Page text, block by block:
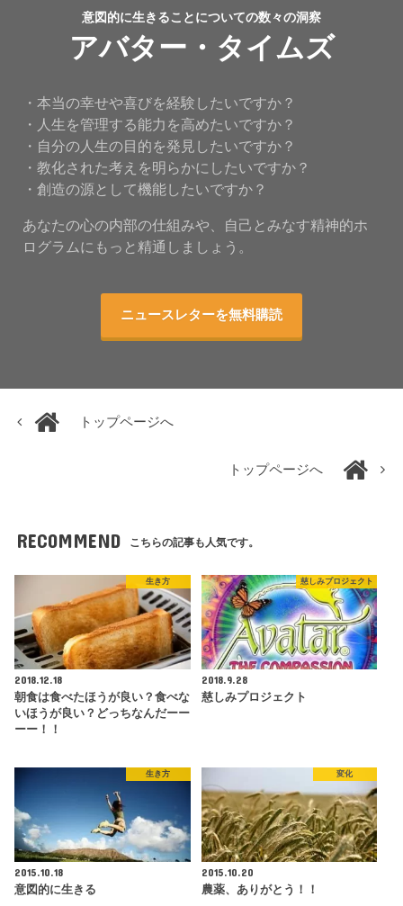
意図的に生きることについての数々の洞察
アバター・タイムズ
・本当の幸せや喜びを経験したいですか？
・人生を管理する能力を高めたいですか？
・自分の人生の目的を発見したいですか？
・教化された考えを明らかにしたいですか？
・創造の源として機能したいですか？
あなたの心の内部の仕組みや、自己とみなす精神的ホ
ログラムにもっと精通しましょう。
ニュースレターを無料購読
トップページへ
トップページへ
RECOMMEND こちらの記事も人気です。
生き方
2018.12.18
朝食は食べたほうが良い？食べな
いほうが良い？どっちなんだーー
ーー！！
慈しみプロジェクト
2018.9.28
慈しみプロジェクト
生き方
2015.10.18
意図的に生きる
変化
2015.10.20
農薬、ありがとう！！